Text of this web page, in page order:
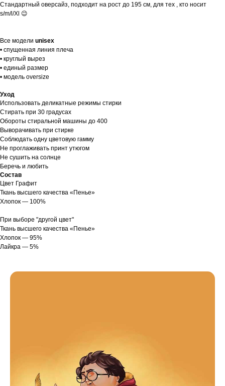
Стандартный оверсайз, подходит на рост до 195 см, для тех , кто носит
s/m/l/Xl 😉
Все модели unisex
• спущенная линия плеча
• круглый вырез
• единый размер
• модель oversize
Уход
Использовать деликатные режимы стирки
Стирать при 30 градусах
Обороты стиральной машины до 400
Выворачивать при стирке
Соблюдать одну цветовую гамму
Не проглаживать принт утюгом
Не сушить на солнце
Беречь и любить
Состав
Цвет Графит
Ткань высшего качества «Пенье»
Хлопок — 100%
При выборе "другой цвет"
Ткань высшего качества «Пенье»
Хлопок — 95%
Лайкра — 5%